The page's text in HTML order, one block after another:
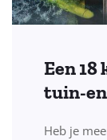
Een
tuin-
Heb je